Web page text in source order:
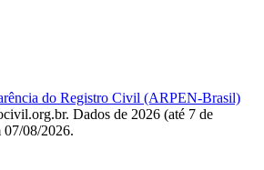
do Registro Civil (ARPEN-Brasil)
Dados de 2026 (até 7 de
07/08/2026.